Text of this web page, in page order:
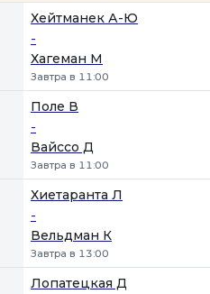
Хейтманек А-Ю
-
Хагеман М
Завтра в 11:00
Поле В
-
Вайссо Д
Завтра в 11:00
Хиетаранта Л
-
Вельдман К
Завтра в 13:00
Лопатецкая Д